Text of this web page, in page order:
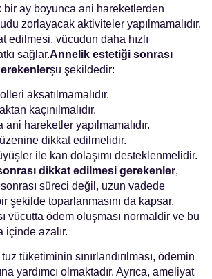
ay boyunca ani hareketlerden
zorlayacak aktiviteler yapılmamalıdır.
edilmesi, vücudun daha hızlı
sağlar.Annelik estetiği sonrası
şu şekildedir:
aksatılmamalıdır.
kaçınılmalıdır.
ani hareketler yapılmamalıdır.
dikkat edilmelidir.
ile kan dolaşımı desteklenmelidir.
dikkat edilmesi gerekenler,
süreci değil, uzun vadede
şekilde toparlanmasını da kapsar.
vücutta ödem oluşması normaldir ve bu
içinde azalır.
tüketiminin sınırlandırılması, ödemin
yardımcı olmaktadır. Ayrıca, ameliyat